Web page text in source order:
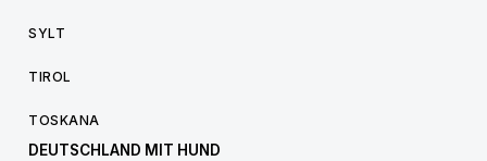
SYLT
TIROL
TOSKANA
DEUTSCHLAND MIT HUND